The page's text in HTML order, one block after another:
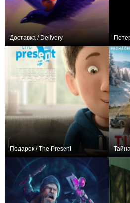
Доставка / Delivery
Подарок / The Present